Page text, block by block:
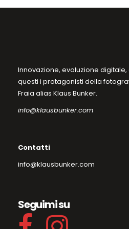
Innovazione, evoluzione
questi i protagonisti della
Fraia alias Klaus Bunker.
info@klausbunker.com
Contatti
info@klausbunker.com
Seguimi su